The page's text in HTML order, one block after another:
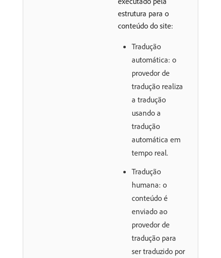
estrutura para o
conteúdo do site:
Tradução
automática: o
provedor de
tradução realiza
a tradução
usando a
tradução
automática em
tempo real.
Tradução
humana: o
conteúdo é
enviado ao
provedor de
tradução para
ser traduzido por